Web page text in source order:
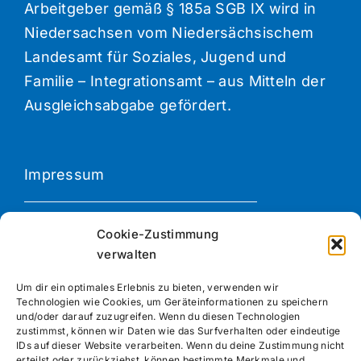
Cookie-Zustimmung
verwalten
Um dir ein optimales Erlebnis zu bieten, verwenden wir
Technologien wie Cookies, um Geräteinformationen zu speichern
und/oder darauf zuzugreifen. Wenn du diesen Technologien
zustimmst, können wir Daten wie das Surfverhalten oder eindeutige
IDs auf dieser Website verarbeiten. Wenn du deine Zustimmung nicht
Arbeitgeber gemäß § 185a SGB IX wird in
Niedersachsen vom Niedersächsischem
Landesamt für Soziales, Jugend und
Familie – Integrationsamt – aus Mitteln der
Ausgleichsabgabe gefördert.
Impressum
Datenschutzerklärung
Newsletter Anmeldung